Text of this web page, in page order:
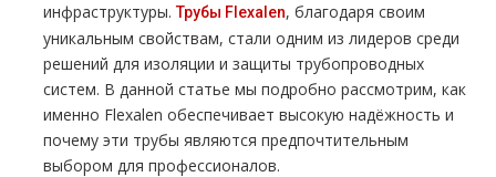
инфраструктуры.Трубы Flexalen, благодаря своим
уникальным свойствам, стали одним из лидеров среди
решений для изоляции и защиты трубопроводных
систем. В данной статье мы подробно рассмотрим, как
именно Flexalen обеспечивает высокую надёжность и
почему эти трубы являются предпочтительным
выбором для профессионалов.